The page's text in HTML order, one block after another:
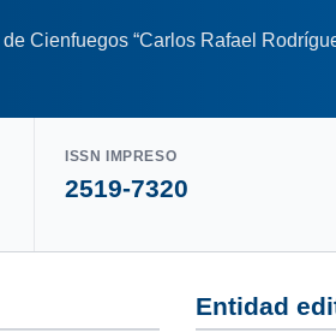
Cienfuegos “Carlos Rafael
ISSN IMPRESO
2519-7320
Entidad